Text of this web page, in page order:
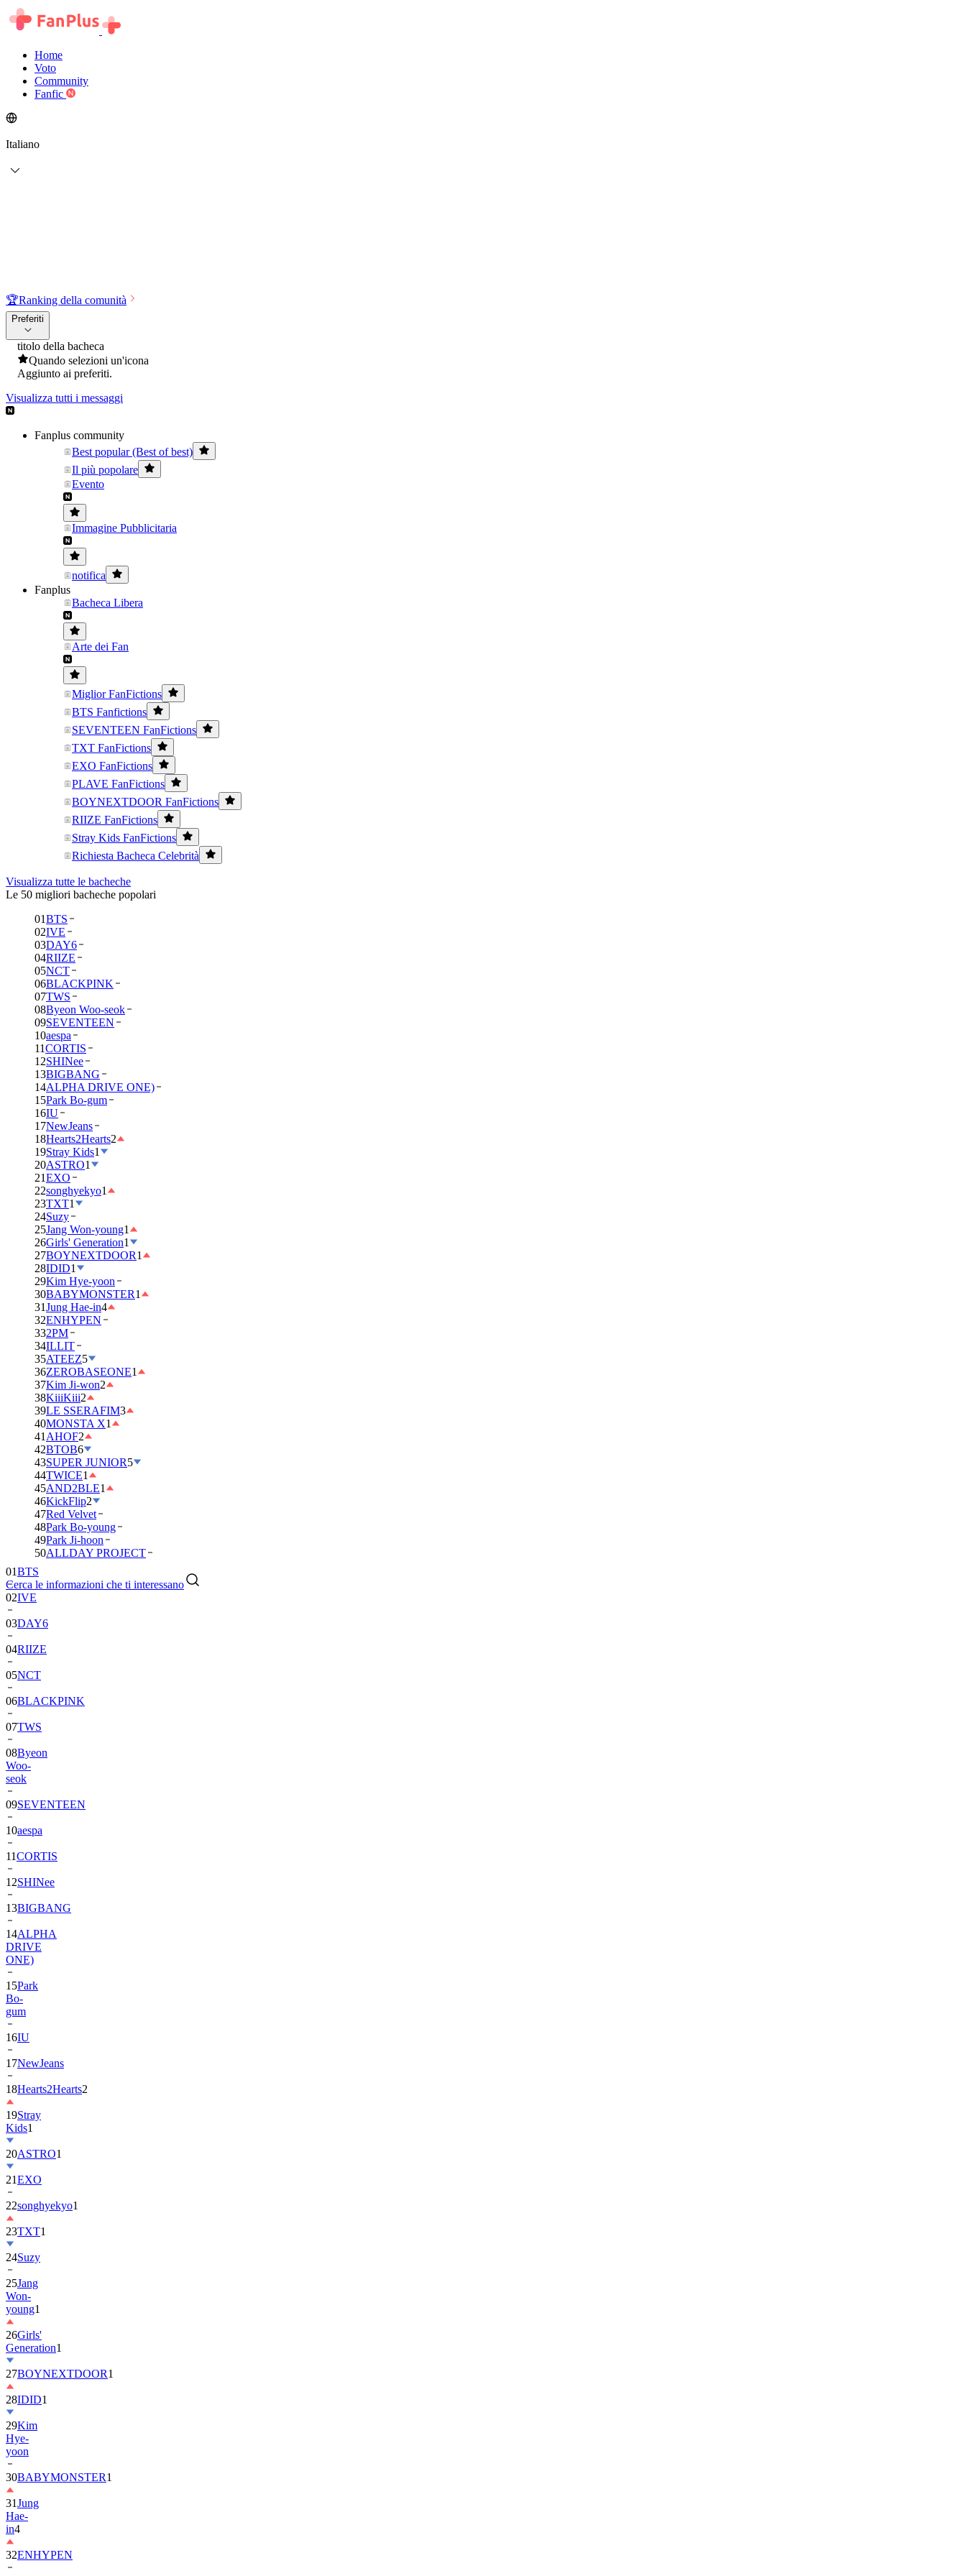
Home
Voto
Community
Fanfic
Italiano
🏆Ranking della comunità
Preferiti
titolo della bacheca
Quando selezioni un'icona
Aggiunto ai preferiti.
Visualizza tutti i messaggi
Fanplus community
Best popular (Best of best)
Il più popolare
Evento
Immagine Pubblicitaria
notifica
Fanplus
Bacheca Libera
Arte dei Fan
Miglior FanFictions
BTS Fanfictions
SEVENTEEN FanFictions
TXT FanFictions
EXO FanFictions
PLAVE FanFictions
BOYNEXTDOOR FanFictions
RIIZE FanFictions
Stray Kids FanFictions
Richiesta Bacheca Celebrità
Visualizza tutte le bacheche
Le 50 migliori bacheche popolari
01BTS
02IVE
03DAY6
04RIIZE
05NCT
06BLACKPINK
07TWS
08Byeon Woo-seok
09SEVENTEEN
10aespa
11CORTIS
12SHINee
13BIGBANG
14ALPHA DRIVE ONE)
15Park Bo-gum
16IU
17NewJeans
18Hearts2Hearts2
19Stray Kids1
20ASTRO1
21EXO
22songhyekyo1
23TXT1
24Suzy
25Jang Won-young1
26Girls' Generation1
27BOYNEXTDOOR1
28IDID1
29Kim Hye-yoon
30BABYMONSTER1
31Jung Hae-in4
32ENHYPEN
332PM
34ILLIT
35ATEEZ5
36ZEROBASEONE1
37Kim Ji-won2
38KiiiKiii2
39LE SSERAFIM3
40MONSTA X1
41 AHOF2
42BTOB6
43SUPER JUNIOR5
44TWICE1
45AND2BLE1
46KickFlip2
47Red Velvet
48Park Bo-young
49Park Ji-hoon
50ALLDAY PROJECT
Cerca le informazioni che ti interessano
01BTS
02IVE
03DAY6
04RIIZE
05NCT
06BLACKPINK
07TWS
08Byeon
Woo-
seok
09SEVENTEEN
10aespa
11CORTIS
12SHINee
13BIGBANG
14ALPHA
DRIVE
ONE)
15Park
Bo-
gum
16IU
17NewJeans
18Hearts2Hearts2
19Stray
Kids1
20ASTRO1
21EXO
22songhyekyo1
23TXT1
24Suzy
25Jang
Won-
young1
26Girls'
Generation1
27BOYNEXTDOOR1
28IDID1
29Kim
Hye-
yoon
30BABYMONSTER1
31Jung
Hae-
in4
32ENHYPEN